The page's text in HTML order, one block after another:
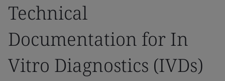
Technical
Documentation for In
Vitro Diagnostics (IVDs)